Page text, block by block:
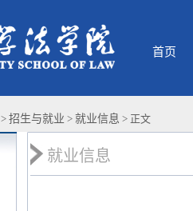
首页
> 招生与就业 > 就业信息 > 正文
就业信息